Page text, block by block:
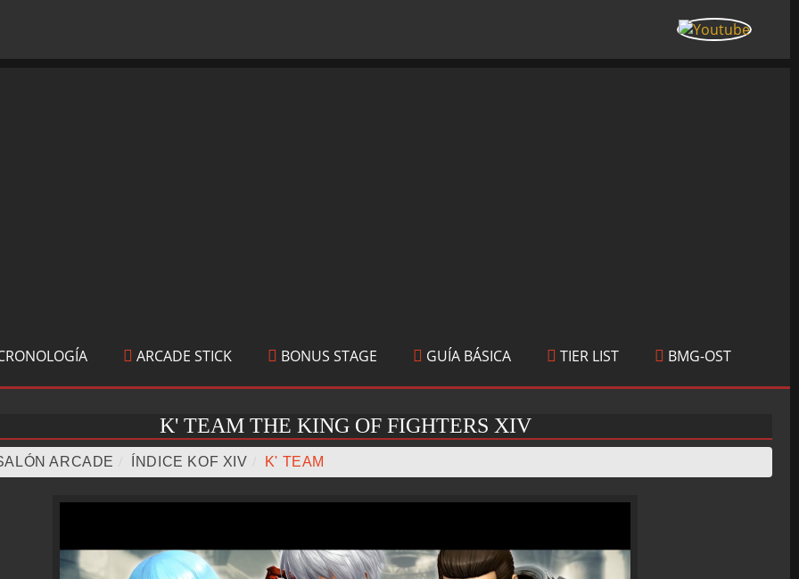
ARCADE STICK BONUS STAGE GUÍA BÁSICA TIER LIST BMG-OST
K' TEAM THE KING OF FIGHTERS XIV
ARCADE ÍNDICE KOF XIV K' TEAM